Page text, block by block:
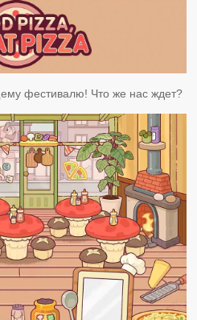
фестивалю! Что же нас ждет?